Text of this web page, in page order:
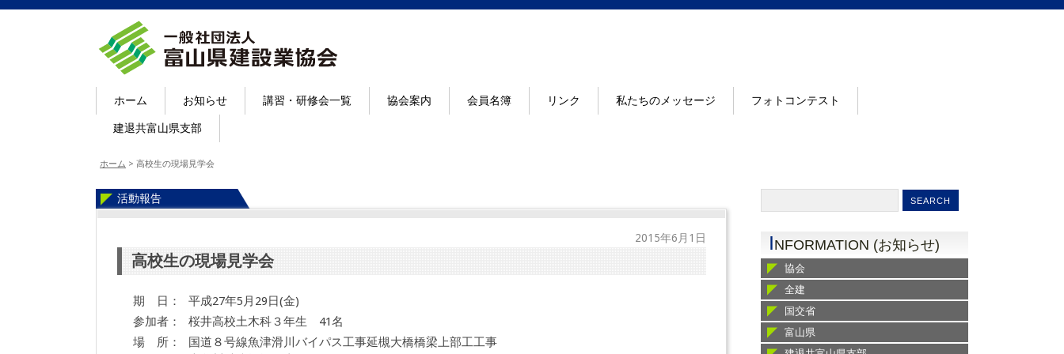
ホーム お知らせ 講習・研修会一覧 協会案内 会員名簿 リンク 私たちのメッセージ フォトコンテスト
建退共富山県支部
ホーム > 高校生の現場見学会
活動報告
2015年6月1日
高校生の現場見学会
期 日：
平成27年5月29日(金)
参加者：
桜井高校土木科３年生 41名
場 所：
国道８号線魚津滑川バイパス工事延槻大橋橋梁上部工工事
INFORMATION (お知らせ)
協会
全建
国交省
富山県